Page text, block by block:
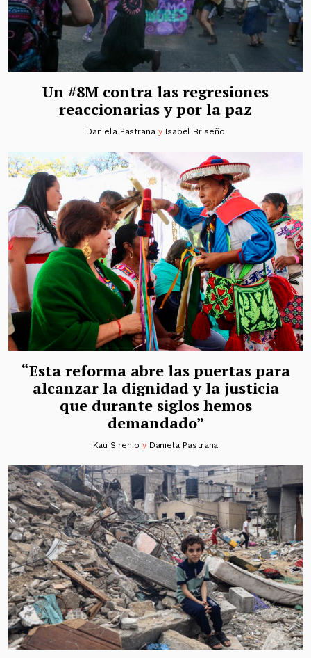
Un #8M contra las regresiones
reaccionarias y por la paz
Daniela Pastrana y Isabel Briseño
“Esta reforma abre las puertas para
alcanzar la dignidad y la justicia
que durante siglos hemos
demandado”
Kau Sirenio y Daniela Pastrana